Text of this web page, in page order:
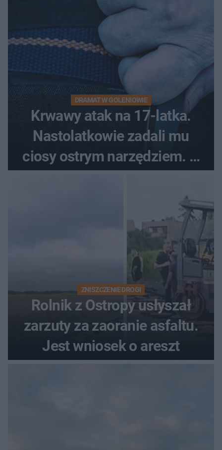
DRAMAT W GOLENIOWIE
Krwawy atak na 17-latka.
Nastolatkowie zadali mu
ciosy ostrym narzędziem. O
ich losach zdecyduje sąd
ZNISZCZENIE DROGI
Rolnik z Ostropy usłyszał
zarzuty za zaoranie asfaltu.
Jest wniosek o areszt